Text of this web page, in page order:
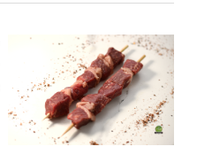
"חי
בריא"